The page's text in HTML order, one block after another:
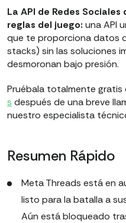
La API de Redes
reglas del juego: una API
que te proporciona datos
stacks) sin las soluciones
desmoronan bajo presión.
Pruébala totalmente gratis
s después de una breve
nuestro especialista
Resumen Rápido
Meta Threads está en
listo para la batalla a
Aún está bloqueado